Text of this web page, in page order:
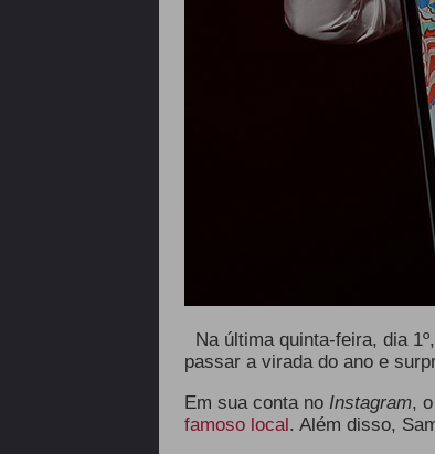
Na última quinta-feira, dia
passar a virada do ano e
Em sua conta no Instagram,
famoso local. Além disso,